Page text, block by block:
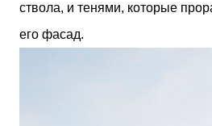
ствола, и тенями, которые
его фасад.